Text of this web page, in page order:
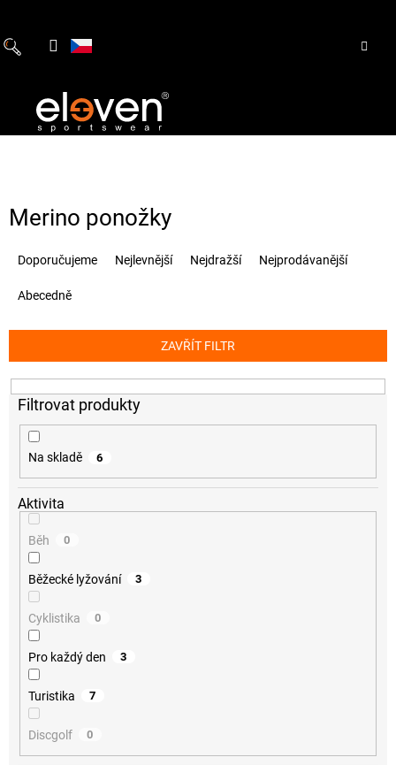
obsah
Merino ponožky
p
r
o
Doporučujeme Nejlevnější Nejdražší Nejprodávanější
Abecedně
ZAVŘÍT FILTR
Na skladě 6
Aktivita
Běh 0
Běžecké lyžování 3
Cyklistika 0
Pro každý den 3
Turistika 7
Discgolf 0